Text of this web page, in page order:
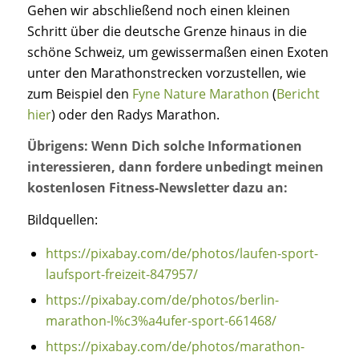
Gehen wir abschließend noch einen kleinen
Schritt über die deutsche Grenze hinaus in die
schöne Schweiz, um gewissermaßen einen Exoten
unter den Marathonstrecken vorzustellen, wie
zum Beispiel den Fyne Nature Marathon (Bericht
hier) oder den Radys Marathon.
Übrigens: Wenn Dich solche Informationen
interessieren, dann fordere unbedingt meinen
kostenlosen Fitness-Newsletter dazu an:
Bildquellen:
https://pixabay.com/de/photos/laufen-sport-
laufsport-freizeit-847957/
https://pixabay.com/de/photos/berlin-
marathon-l%c3%a4ufer-sport-661468/
https://pixabay.com/de/photos/marathon-